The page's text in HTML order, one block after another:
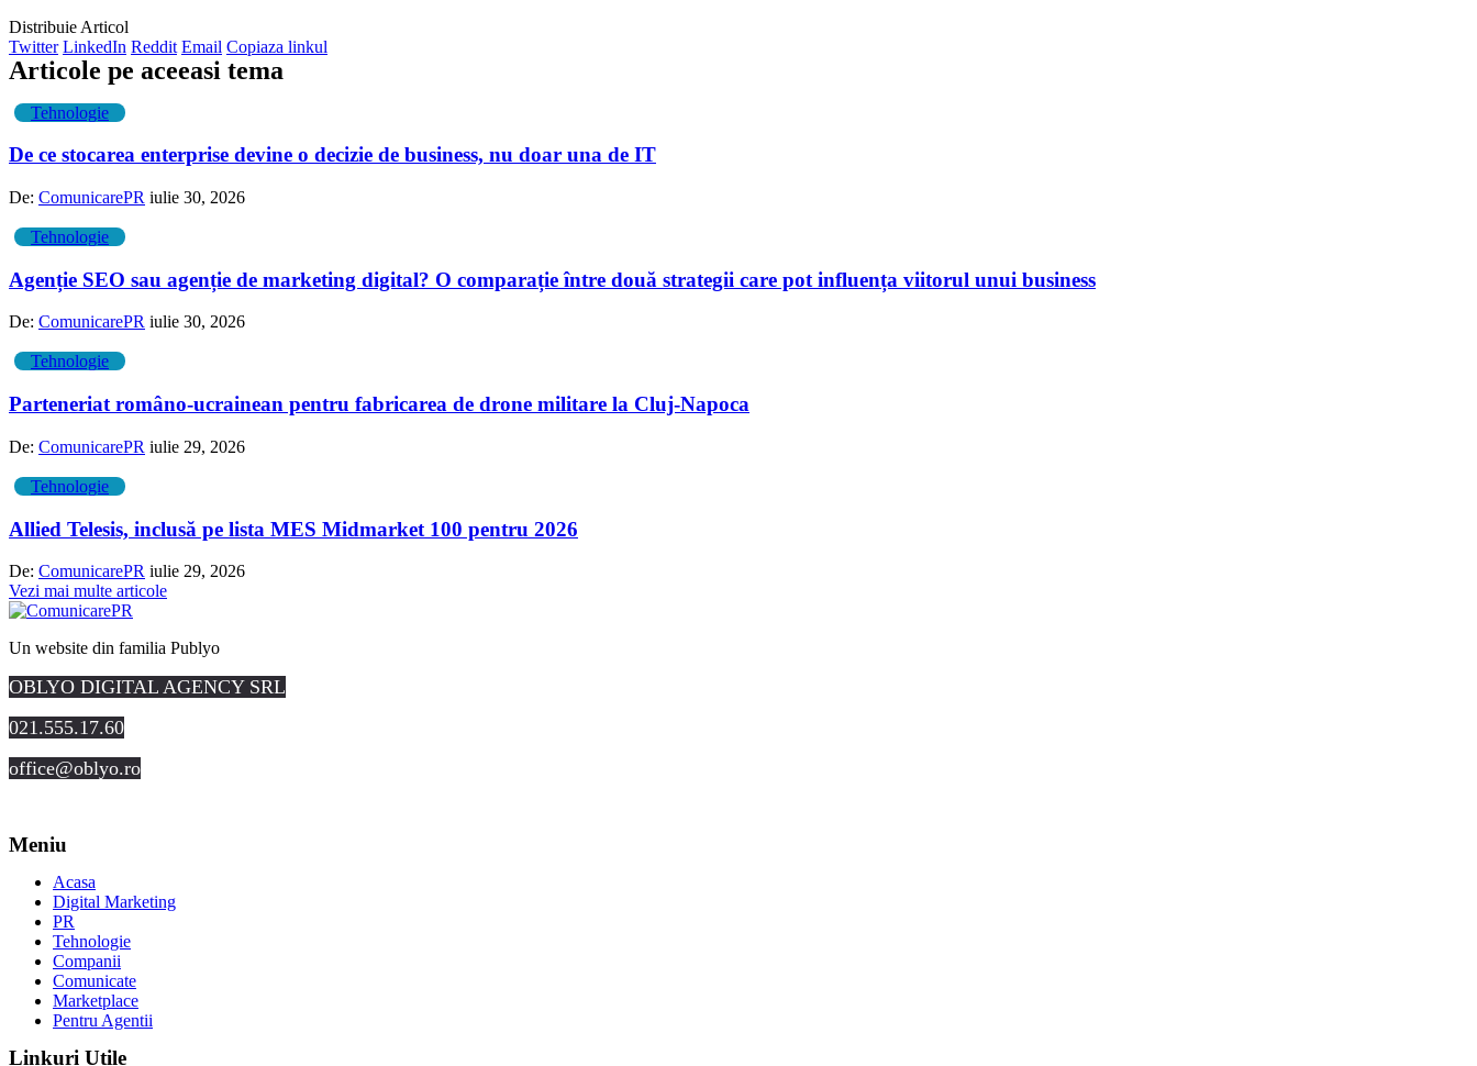
Distribuie Articol
Twitter LinkedIn Reddit Email Copiaza linkul
Articole pe aceeasi tema
Tehnologie
De ce stocarea enterprise devine o decizie de business, nu doar una de IT
De: ComunicarePR iulie 30, 2026
Tehnologie
Agenție SEO sau agenție de marketing digital? O comparație între două strategii care pot influența viitorul unui business
De: ComunicarePR iulie 30, 2026
Tehnologie
Parteneriat româno-ucrainean pentru fabricarea de drone militare la Cluj-Napoca
De: ComunicarePR iulie 29, 2026
Tehnologie
Allied Telesis, inclusă pe lista MES Midmarket 100 pentru 2026
De: ComunicarePR iulie 29, 2026
Vezi mai multe articole
Un website din familia Publyo
OBLYO DIGITAL AGENCY SRL
021.555.17.60
office@oblyo.ro
Meniu
Acasa
Digital Marketing
PR
Tehnologie
Companii
Comunicate
Marketplace
Pentru Agentii
Linkuri Utile